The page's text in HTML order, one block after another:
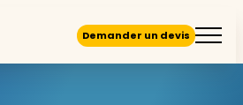
Demander un devis